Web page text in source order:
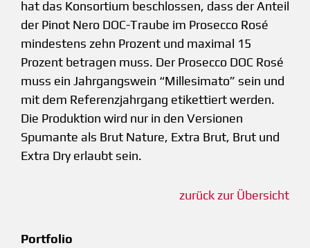
hat das Konsortium beschlossen, dass der Anteil
der Pinot Nero DOC-Traube im Prosecco Rosé
mindestens zehn Prozent und maximal 15
Prozent betragen muss. Der Prosecco DOC Rosé
muss ein Jahrgangswein “Millesimato” sein und
mit dem Referenzjahrgang etikettiert werden.
Die Produktion wird nur in den Versionen
Spumante als Brut Nature, Extra Brut, Brut und
Extra Dry erlaubt sein.
zurück zur Übersicht
Portfolio